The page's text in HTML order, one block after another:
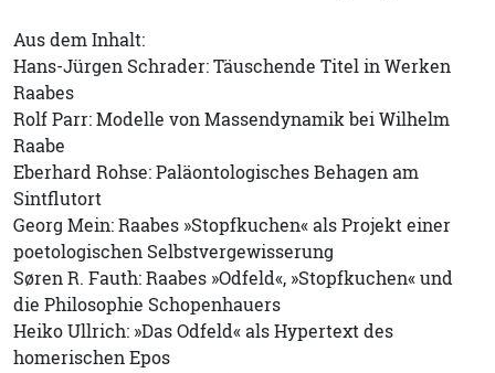
Aus dem Inhalt:
Hans-Jürgen Schrader: Täuschende Titel in Werken
Raabes
Rolf Parr: Modelle von Massendynamik bei Wilhelm
Raabe
Eberhard Rohse: Paläontologisches Behagen am
Sintflutort
Georg Mein: Raabes »Stopfkuchen« als Projekt einer
poetologischen Selbstvergewisserung
Søren R. Fauth: Raabes »Odfeld«, »Stopfkuchen« und
die Philosophie Schopenhauers
Heiko Ullrich: »Das Odfeld« als Hypertext des
homerischen Epos